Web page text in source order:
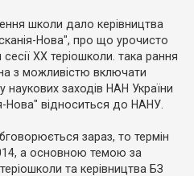
школи дало керівництва
Нова", про що урочисто
ХХ теріошколи. така рання
з можливістю включати
наукових заходів НАН України
Нова" відноситься до НАНУ.
зараз, то термін
а основною темою за
та керівництва БЗ